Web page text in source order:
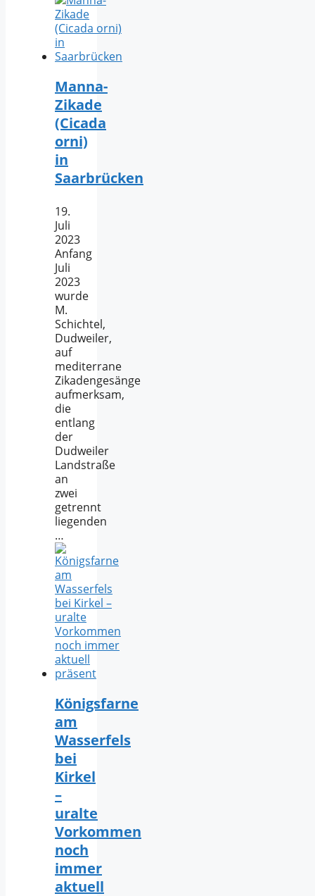
Manna-
Zikade
(Cicada
orni)
in
Saarbrücken
19.
Juli
2023
Anfang
Juli
2023
wurde
M.
Schichtel,
Dudweiler,
auf
mediterrane
Zikadengesänge
aufmerksam,
die
entlang
der
Dudweiler
Landstraße
an
zwei
getrennt
liegenden
…
Königsfarne
am
Wasserfels
bei
Kirkel
–
uralte
Vorkommen
noch
immer
aktuell